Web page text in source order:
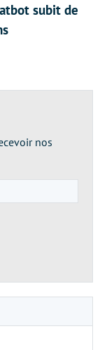
subit de
nos